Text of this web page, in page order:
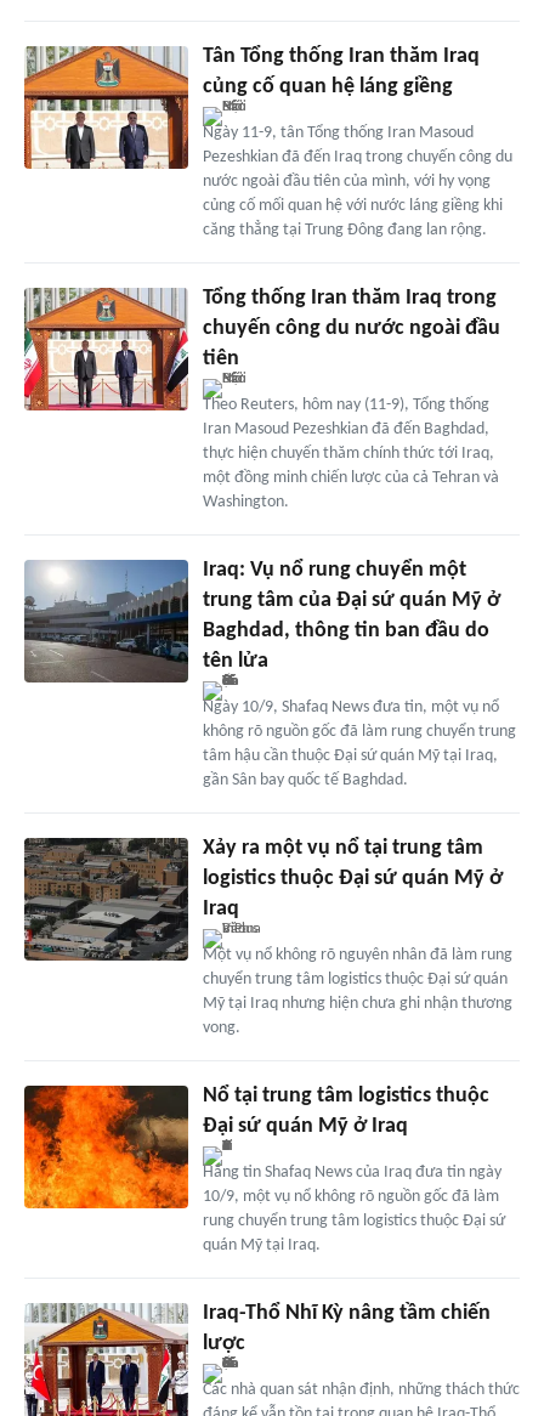
Tân Tổng thống Iran thăm Iraq
củng cố quan hệ láng giềng
Ngày 11-9, tân Tổng thống Iran Masoud
Pezeshkian đã đến Iraq trong chuyến công du
nước ngoài đầu tiên của mình, với hy vọng
củng cố mối quan hệ với nước láng giềng khi
căng thẳng tại Trung Đông đang lan rộng.
Tổng thống Iran thăm Iraq trong
chuyến công du nước ngoài đầu
tiên
Theo Reuters, hôm nay (11-9), Tổng thống
Iran Masoud Pezeshkian đã đến Baghdad,
thực hiện chuyến thăm chính thức tới Iraq,
một đồng minh chiến lược của cả Tehran và
Washington.
Iraq: Vụ nổ rung chuyển một
trung tâm của Đại sứ quán Mỹ ở
Baghdad, thông tin ban đầu do
tên lửa
Ngày 10/9, Shafaq News đưa tin, một vụ nổ
không rõ nguồn gốc đã làm rung chuyển trung
tâm hậu cần thuộc Đại sứ quán Mỹ tại Iraq,
gần Sân bay quốc tế Baghdad.
Xảy ra một vụ nổ tại trung tâm
logistics thuộc Đại sứ quán Mỹ ở
Iraq
Một vụ nổ không rõ nguyên nhân đã làm rung
chuyển trung tâm logistics thuộc Đại sứ quán
Mỹ tại Iraq nhưng hiện chưa ghi nhận thương
vong.
Nổ tại trung tâm logistics thuộc
Đại sứ quán Mỹ ở Iraq
Hãng tin Shafaq News của Iraq đưa tin ngày
10/9, một vụ nổ không rõ nguồn gốc đã làm
rung chuyển trung tâm logistics thuộc Đại sứ
quán Mỹ tại Iraq.
Iraq-Thổ Nhĩ Kỳ nâng tầm chiến
lược
Các nhà quan sát nhận định, những thách thức